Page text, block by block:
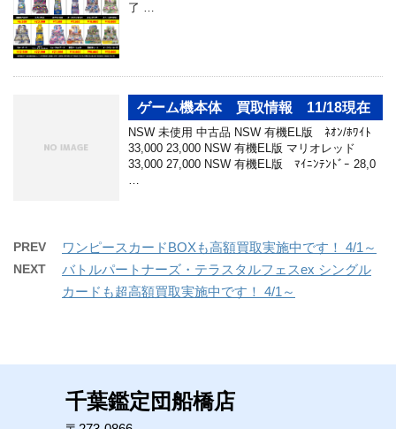
了 …
ゲーム機本体 買取情報 11/18現在
NSW 未使用 中古品 NSW 有機EL版 ﾈｵﾝ/ﾎﾜｲﾄ
33,000 23,000 NSW 有機EL版 マリオレッド
33,000 27,000 NSW 有機EL版 ﾏｲﾆﾝﾃﾝﾄﾞｰ 28,0
…
PREV ワンピースカードBOXも高額買取実施中です！ 4/1～
NEXT
バトルパートナーズ・テラスタルフェスex シングル
カードも超高額買取実施中です！ 4/1～
千葉鑑定団船橋店